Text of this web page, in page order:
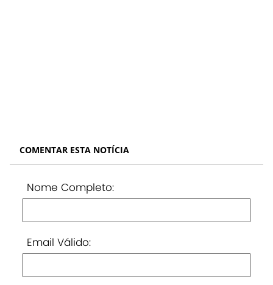
COMENTAR ESTA NOTÍCIA
Nome Completo:
Email Válido: